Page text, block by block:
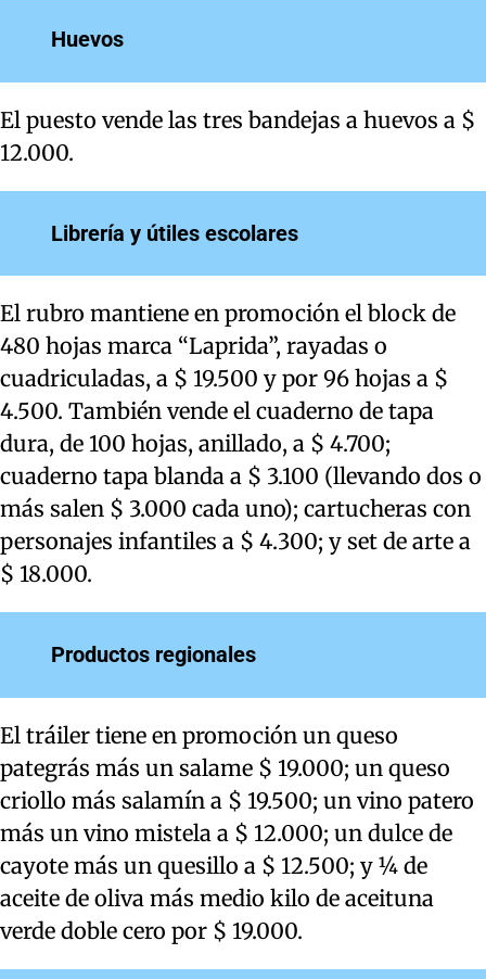
Huevos
El puesto vende las tres bandejas a huevos a $
12.000.
Librería y útiles escolares
El rubro mantiene en promoción el block de
480 hojas marca “Laprida”, rayadas o
cuadriculadas, a $ 19.500 y por 96 hojas a $
4.500. También vende el cuaderno de tapa
dura, de 100 hojas, anillado, a $ 4.700;
cuaderno tapa blanda a $ 3.100 (llevando dos o
más salen $ 3.000 cada uno); cartucheras con
personajes infantiles a $ 4.300; y set de arte a
$ 18.000.
Productos regionales
El tráiler tiene en promoción un queso
pategrás más un salame $ 19.000; un queso
criollo más salamín a $ 19.500; un vino patero
más un vino mistela a $ 12.000; un dulce de
cayote más un quesillo a $ 12.500; y ¼ de
aceite de oliva más medio kilo de aceituna
verde doble cero por $ 19.000.